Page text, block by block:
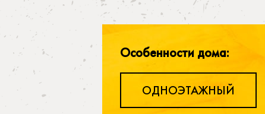
Особенности дома:
ОДНОЭТАЖНЫЙ